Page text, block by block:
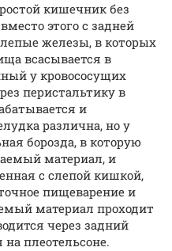
кишечник без
этого с задней
железы, в которых
всасывается в
у кровососущих
перистальтику в
и
различна, но у
борозда, в которую
материал, и
с слепой кишкой,
пищеварение и
материал проходит
через задний
плеотельсоне.